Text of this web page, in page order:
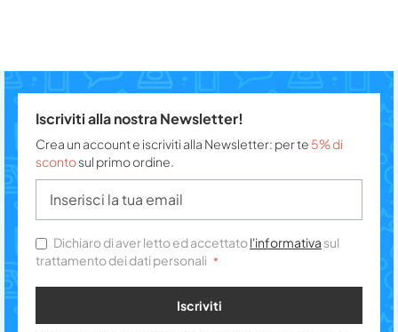
Iscriviti alla nostra Newsletter!
Crea un account e iscriviti alla Newsletter: per te 5% di
scontosul primo ordine.
Dichiaro di aver letto ed accettatol'informativa sul
trattamento dei dati personali
Iscriviti